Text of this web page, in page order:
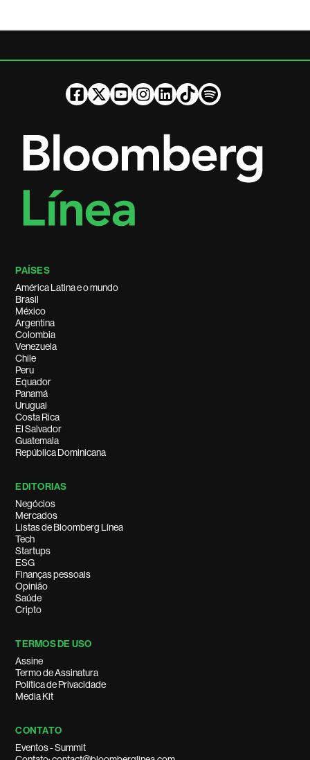
PAÍSES
América Latina e o mundo
Brasil
México
Argentina
Colombia
Venezuela
Chile
Peru
Equador
Panamá
Uruguai
Costa Rica
El Salvador
Guatemala
República Dominicana
EDITORIAS
Negócios
Mercados
Listas de Bloomberg Línea
Tech
Startups
ESG
Finanças pessoais
Opinião
Saúde
Cripto
TERMOS DE USO
Assine
Termo de Assinatura
Política de Privacidade
Media Kit
CONTATO
Eventos - Summit